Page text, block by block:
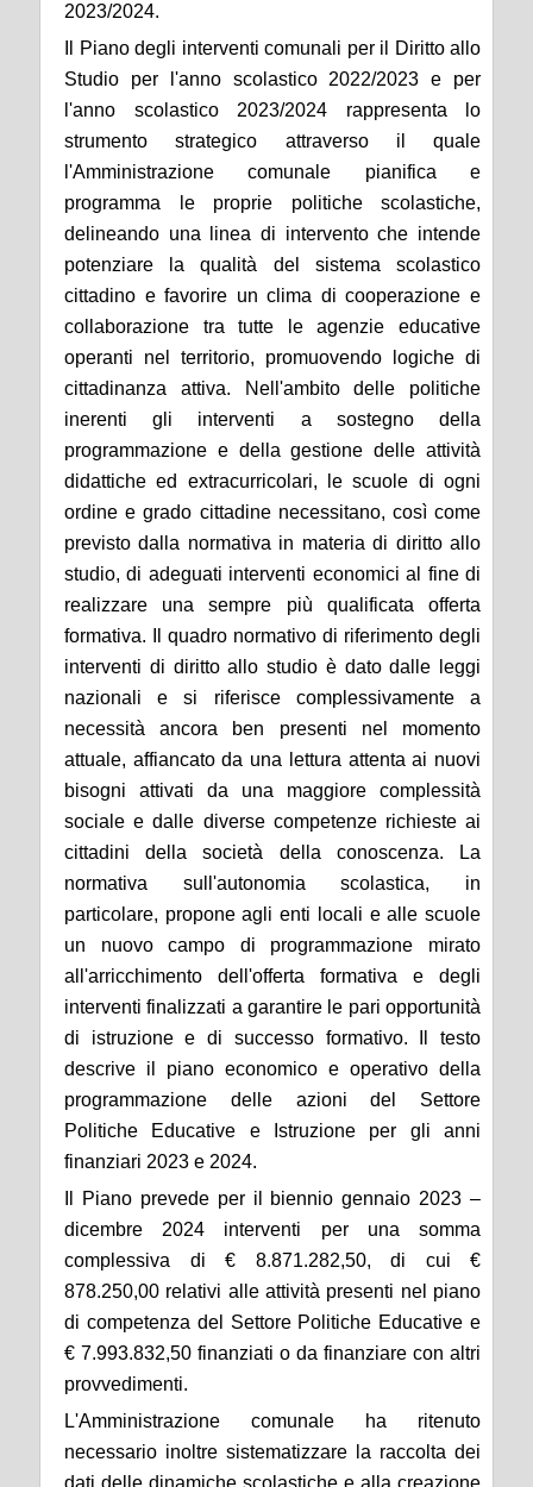
2023/2024.
Il Piano degli interventi comunali per il Diritto allo
Studio per l'anno scolastico 2022/2023 e per
l'anno scolastico 2023/2024 rappresenta lo
strumento strategico attraverso il quale
l'Amministrazionecomunale pianifica e
programma le proprie politiche scolastiche,
delineando una linea di intervento che intende
potenziare la qualità del sistema scolastico
cittadino e favorire un clima di cooperazione e
collaborazione tra tutte le agenzie educative
operanti nel territorio, promuovendo logiche di
cittadinanza attiva. Nell'ambito delle politiche
inerenti gli interventi a sostegno della
programmazione e della gestione delle attività
didattiche ed extracurricolari, le scuole di ogni
ordine e grado cittadine necessitano, così come
previsto dalla normativa in materia di diritto allo
studio, di adeguati interventi economici al fine di
realizzare una sempre più qualificata offerta
formativa. Il quadro normativo di riferimento degli
interventi di diritto allo studio è dato dalle leggi
nazionali e si riferisce complessivamente a
necessità ancora ben presenti nel momento
attuale, affiancato da una lettura attenta ai nuovi
bisogni attivati da una maggiore complessità
sociale e dalle diverse competenze richieste ai
cittadini della società della conoscenza. La
normativa sull'autonomia scolastica, in
particolare, propone agli enti locali e alle scuole
un nuovo campo di programmazione mirato
all'arricchimento dell'offerta formativa e degli
interventi finalizzati a garantire le pari opportunità
di istruzione e di successo formativo. Il testo
descrive il piano economico e operativo della
programmazione delle azioni del Settore
Politiche Educative e Istruzione per gli anni
finanziari 2023 e 2024.
Il Piano prevede per il biennio gennaio 2023 –
dicembre 2024 interventi per una somma
complessiva di € 8.871.282,50, di cui €
878.250,00 relativi alle attività presenti nel piano
di competenza del Settore Politiche Educative e
€ 7.993.832,50 finanziati o da finanziare con altri
provvedimenti.
L'Amministrazione comunale ha ritenuto
necessario inoltre sistematizzare la raccolta dei